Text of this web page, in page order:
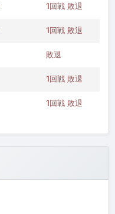
1回戦 敗退
1回戦 敗退
敗退
1回戦 敗退
1回戦 敗退